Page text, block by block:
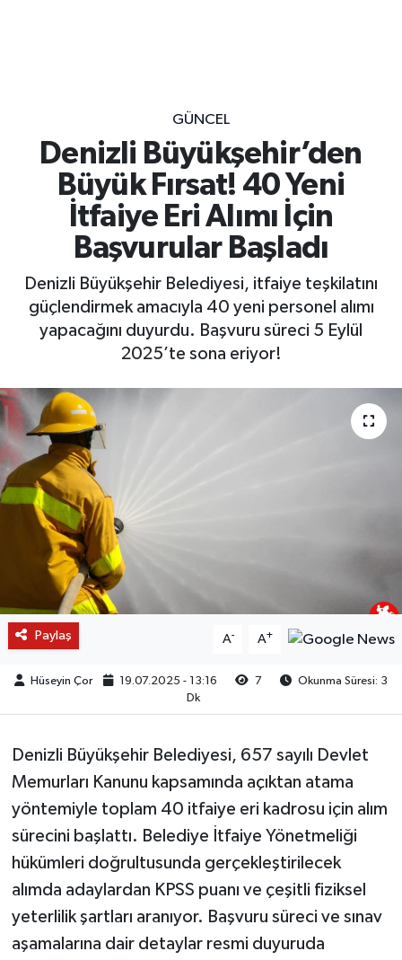
GÜNCEL
Denizli Büyükşehir’den
Büyük Fırsat! 40 Yeni
İtfaiye Eri Alımı İçin
Başvurular Başladı
Denizli Büyükşehir Belediyesi, itfaiye teşkilatını
güçlendirmek amacıyla 40 yeni personel alımı
yapacağını duyurdu. Başvuru süreci 5 Eylül
2025’te sona eriyor!
Paylaş A- A+
Hüseyin Çor 19.07.2025 - 13:16 7
Okunma Süresi: 3
Dk
Denizli Büyükşehir Belediyesi, 657 sayılı Devlet
Memurları Kanunu kapsamında açıktan atama
yöntemiyle toplam 40 itfaiye eri kadrosu için alım
sürecini başlattı. Belediye İtfaiye Yönetmeliği
hükümleri doğrultusunda gerçekleştirilecek
alımda adaylardan KPSS puanı ve çeşitli fiziksel
yeterlilik şartları aranıyor. Başvuru süreci ve sınav
aşamalarına dair detaylar resmi duyuruda